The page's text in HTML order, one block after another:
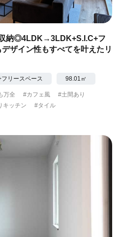
納◎4LDK→3LDK+S.I.C+フ
ザイン性もすべてを叶えたリ
リースペース 98.01㎡
万全 #カフェ風
#土間あり
キッチン
#タイル